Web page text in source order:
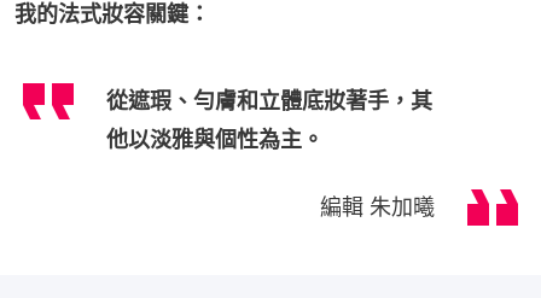
我的法式妝容關鍵：
從遮瑕、勻膚和立體底妝著手，其
他以淡雅與個性為主。
編輯 朱加曦